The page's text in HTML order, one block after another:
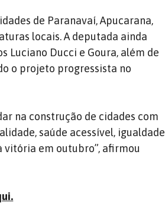
de Paranavaí, Apucarana,
locais. A deputada ainda
Luciano Ducci e Goura, além de
o projeto progressista no
na construção de cidades com
saúde acessível, igualdade
vitória em outubro”, afirmou